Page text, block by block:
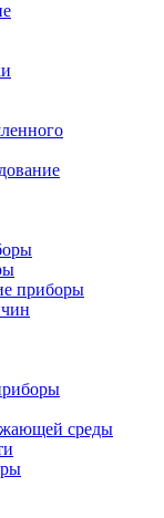
приборы
среды